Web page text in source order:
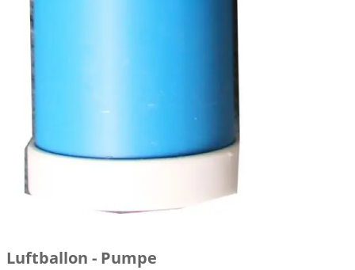
Luftballon - Pumpe